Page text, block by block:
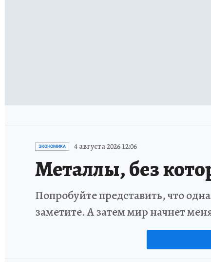
ЭКОНОМИКА 4 августа 2026 12:06
Металлы, без
Попробуйте представить, что
заметите. А затем мир начнет